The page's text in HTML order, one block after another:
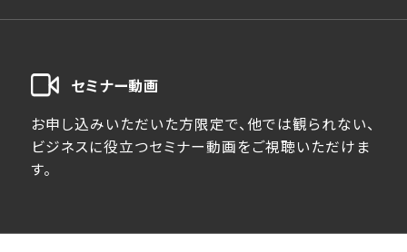
セミナー動画
お申し込みいただいた方限定で、他では観られない、
ビジネスに役立つセミナー動画をご視聴いただけま
す。